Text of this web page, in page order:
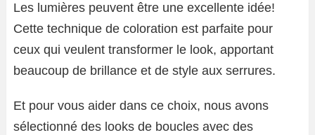
Les lumières peuvent être une excellente idée!
Cette technique de coloration est parfaite pour
ceux qui veulent transformer le look, apportant
beaucoup de brillance et de style aux serrures.
Et pour vous aider dans ce choix, nous avons
sélectionné des looks de boucles avec des